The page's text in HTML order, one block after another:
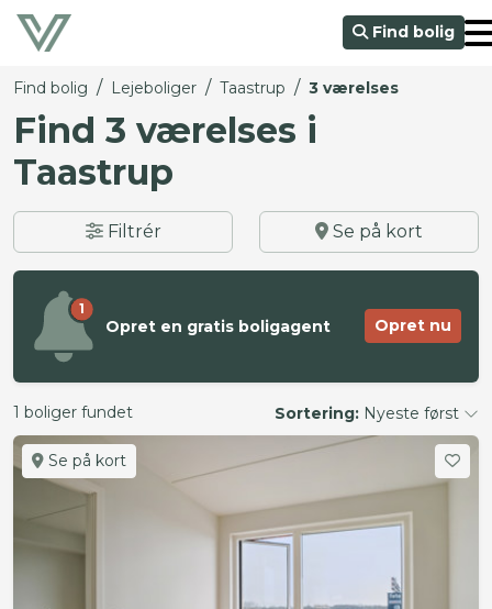
Find bolig
Find bolig / Lejeboliger / Taastrup / 3 værelses
Find 3 værelses i
Taastrup
Filtrér Se på kort
1
Opret en gratis boligagent Opret nu
1 boliger fundet Sortering: Nyeste først
Se på kort